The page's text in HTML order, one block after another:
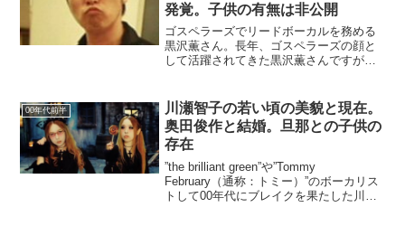
発覚。子供の有無は非公開
ゴスペラーズでリードボーカルを務める
黒沢薫さん。長年、ゴスペラーズの顔と
して活躍されてきた黒沢薫さんですが、
結婚した人物であり、実は嫁とは結婚公
表までに週刊誌に撮られた...
00年代前半
川瀬智子の若い頃の美貌と現在。
奥田俊作と結婚。旦那との子供の
存在
”the brilliant green”や”Tommy
February（通称：トミー）”のボーカリス
トして00年代にブレイクを果たした川瀬